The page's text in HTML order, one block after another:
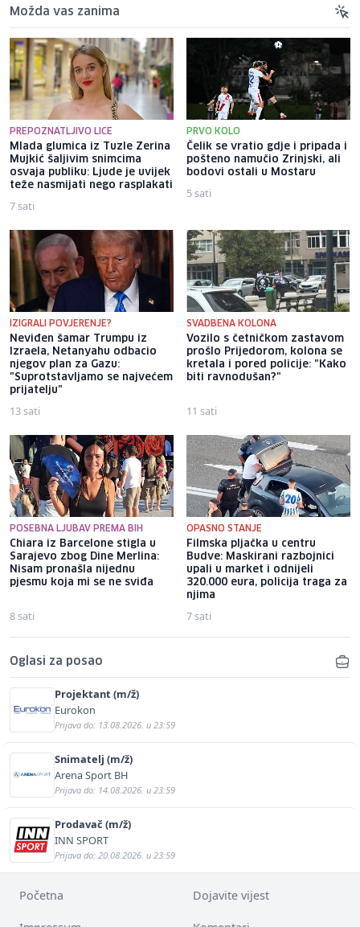
Možda vas zanima
PREPOZNATLJIVO LICE
Mlada glumica iz Tuzle Zerina
Mujkić šaljivim snimcima
osvaja publiku: Ljude je uvijek
teže nasmijati nego rasplakati
7 sati
PRVO KOLO
Čelik se vratio gdje i pripada i
pošteno namučio Zrinjski, ali
bodovi ostali u Mostaru
5 sati
IZIGRALI POVJERENJE?
Neviđen šamar Trumpu iz
Izraela, Netanyahu odbacio
njegov plan za Gazu:
"Suprotstavljamo se najvećem
prijatelju"
13 sati
SVADBENA KOLONA
Vozilo s četničkom zastavom
prošlo Prijedorom, kolona se
kretala i pored policije: "Kako
biti ravnodušan?"
11 sati
POSEBNA LJUBAV PREMA BIH
Chiara iz Barcelone stigla u
Sarajevo zbog Dine Merlina:
Nisam pronašla nijednu
pjesmu koja mi se ne sviđa
8 sati
OPASNO STANJE
Filmska pljačka u centru
Budve: Maskirani razbojnici
upali u market i odnijeli
320.000 eura, policija traga za
njima
7 sati
Oglasi za posao
Projektant (m/ž)
Eurokon
Prijava do: 13.08.2026. u 23:59
Snimatelj (m/ž)
Arena Sport BH
Prijava do: 14.08.2026. u 23:59
Prodavač (m/ž)
INN SPORT
Prijava do: 20.08.2026. u 23:59
Početna Dojavite vijest